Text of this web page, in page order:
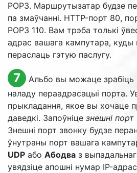
POP3. Маршрутызатар будзе
па змаўчанні. HTTP-порт 80,
POP3 110. Вам трэба толькі
адрас вашага кампутара, куды
пераслаць гэтую паслугу.
7
Альбо вы можаце
наладу пераадрасацыі порта.
прыкладання, якое вы хочаце
даведкі. Запоўніце знешні порт
Знешні порт звонку будзе
ўнутраны порт вашага
UDP або Абодва з
увядзіце апошні нумар IP-